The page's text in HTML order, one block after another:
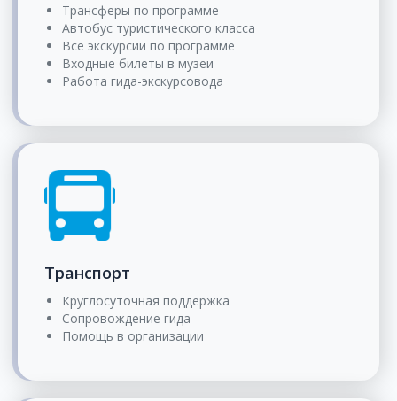
Трансферы по программе
Автобус туристического класса
Все экскурсии по программе
Входные билеты в музеи
Работа гида-экскурсовода
Транспорт
Круглосуточная поддержка
Сопровождение гида
Помощь в организации